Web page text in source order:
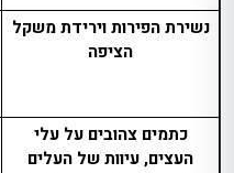
נשירת הפירות וירידת משקל
הציפה
כתמים צהובים על עלי
העצים, עיוות של העלים